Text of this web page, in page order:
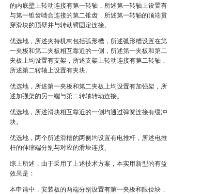
的内底壁上转动连接有第一转轴，所述第一转轴上设置有
与第一锥齿啮合连接的第二锥齿，所述第一转轴的顶端贯
穿滑块的顶壁并与转动臂固定连接。
优选地，所述夹持机构包括弧形槽，所述弧形槽设置在第
一夹板和第二夹板相互靠近的一侧，所述第一夹板和第二
夹板上均设置有支架，所述支架上转动连接有第二转轴，
所述第二转轴上设置有夹块。
优选地，所述第一夹板和第二夹板上均设置有加强架，所
述加强架的另一端与第二转轴转动连接。
优选地，所述滑块相互靠近的一侧均通过弹簧连接有缓冲
块。
优选地，两个所述滑槽的两侧均设置有电推杆，所述电推
杆的伸缩端分别与对应的滑块连接。
综上所述，由于采用了上述技术方案，本实用新型的有益
效果是：
本申请中，安装板的两端分别设置有第一夹板和限位块，